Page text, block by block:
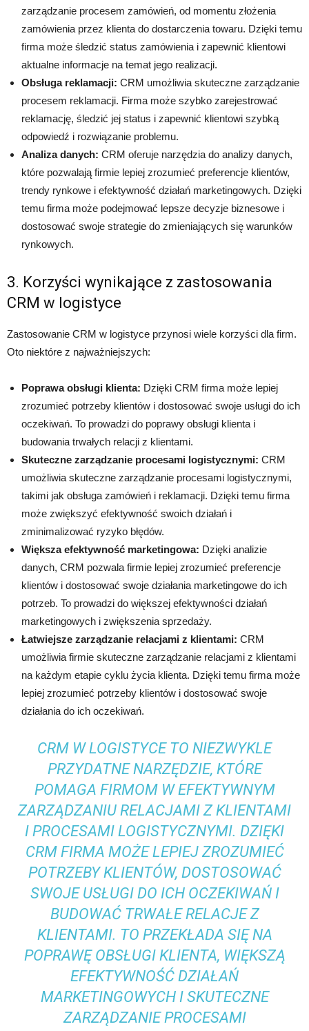
zarządzanie procesem zamówień, od momentu złożenia
zamówienia przez klienta do dostarczenia towaru. Dzięki temu
firma może śledzić status zamówienia i zapewnić klientowi
aktualne informacje na temat jego realizacji.
Obsługa reklamacji: CRM umożliwia skuteczne zarządzanie
procesem reklamacji. Firma może szybko zarejestrować
reklamację, śledzić jej status i zapewnić klientowi szybką
odpowiedź i rozwiązanie problemu.
Analiza danych: CRM oferuje narzędzia do analizy danych,
które pozwalają firmie lepiej zrozumieć preferencje klientów,
trendy rynkowe i efektywność działań marketingowych. Dzięki
temu firma może podejmować lepsze decyzje biznesowe i
dostosować swoje strategie do zmieniających się warunków
rynkowych.
3. Korzyści wynikające z zastosowania
CRM w logistyce
Zastosowanie CRM w logistyce przynosi wiele korzyści dla firm.
Oto niektóre z najważniejszych:
Poprawa obsługi klienta: Dzięki CRM firma może lepiej
zrozumieć potrzeby klientów i dostosować swoje usługi do ich
oczekiwań. To prowadzi do poprawy obsługi klienta i
budowania trwałych relacji z klientami.
Skuteczne zarządzanie procesami logistycznymi: CRM
umożliwia skuteczne zarządzanie procesami logistycznymi,
takimi jak obsługa zamówień i reklamacji. Dzięki temu firma
może zwiększyć efektywność swoich działań i
zminimalizować ryzyko błędów.
Większa efektywność marketingowa: Dzięki analizie
danych, CRM pozwala firmie lepiej zrozumieć preferencje
klientów i dostosować swoje działania marketingowe do ich
potrzeb. To prowadzi do większej efektywności działań
marketingowych i zwiększenia sprzedaży.
Łatwiejsze zarządzanie relacjami z klientami: CRM
umożliwia firmie skuteczne zarządzanie relacjami z klientami
na każdym etapie cyklu życia klienta. Dzięki temu firma może
lepiej zrozumieć potrzeby klientów i dostosować swoje
działania do ich oczekiwań.
CRM W LOGISTYCE TO NIEZWYKLE
PRZYDATNE NARZĘDZIE, KTÓRE
POMAGA FIRMOM W EFEKTYWNYM
ZARZĄDZANIU RELACJAMI Z KLIENTAMI
I PROCESAMI LOGISTYCZNYMI. DZIĘKI
CRM FIRMA MOŻE LEPIEJ ZROZUMIEĆ
POTRZEBY KLIENTÓW, DOSTOSOWAĆ
SWOJE USŁUGI DO ICH OCZEKIWAŃ I
BUDOWAĆ TRWAŁE RELACJE Z
KLIENTAMI. TO PRZEKŁADA SIĘ NA
POPRAWĘ OBSŁUGI KLIENTA, WIĘKSZĄ
EFEKTYWNOŚĆ DZIAŁAŃ
MARKETINGOWYCH I SKUTECZNE
ZARZĄDZANIE PROCESAMI